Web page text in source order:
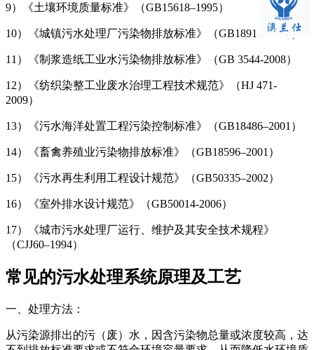
9）《土壤环境质量标准》（GB15618–1995）
10）《城镇污水处理厂污染物排放标准》（GB18918–2002）
11）《制浆造纸工业水污染物排放标准》（GB 3544-2008）
12）《纺织染整工业废水治理工程技术规范》（HJ 471-
2009）
13）《污水海洋处置工程污染控制标准》（GB18486–2001）
14）《畜禽养殖业污染物排放标准》（GB18596–2001）
15）《污水再生利用工程设计规范》（GB50335–2002）
16）《室外排水设计规范》（GB50014-2006）
17）《城市污水处理厂运行、维护及其安全技术规程》
（CJJ60–1994）
常见的污水处理系统原理及工艺
一、处理方法：
从污染源排出的污（废）水，因含污染物总量或浓度较高，达